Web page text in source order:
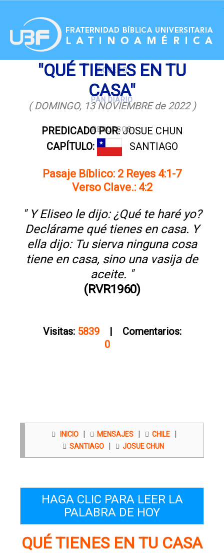
ACCESO
PAN DIARIO
RECURSOS
"QUÉ TIENES EN TU
CASA"
( DOMINGO, 13 NOVIEMBRE de 2022 )
PREDICADO POR:JOSUE CHUN
CAPÍTULO:
SANTIAGO
Pasaje Bíblico: 2 Reyes 4:1-7
Verso Clave.: 4:2
" Y Eliseo le dijo: ¿Qué te haré yo?
Declárame qué tienes en casa. Y
ella dijo: Tu sierva ninguna cosa
tiene en casa, sino una vasija de
aceite. "
(RVR1960)
Visitas:5839
| Comentarios:
0
INICIO | MENSAJES | CHILE |
SANTIAGO | JOSUE CHUN
HAGA CLIC PARA LEER LA
PALABRA DE HOY
QUÉ TIENES EN TU CASA